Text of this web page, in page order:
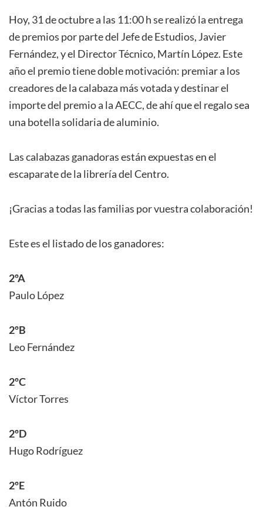
Hoy, 31 de octubre a las 11:00 h se realizó la entrega
de premios por parte del Jefe de Estudios, Javier
Fernández, y el Director Técnico, Martín López. Este
año el premio tiene doble motivación: premiar a los
creadores de la calabaza más votada y destinar el
importe del premio a la AECC, de ahí que el regalo sea
una botella solidaria de aluminio.
Las calabazas ganadoras están expuestas en el
escaparate de la librería del Centro.
¡Gracias a todas las familias por vuestra colaboración!
Este es el listado de los ganadores:
2ºA
Paulo López
2ºB
Leo Fernández
2ºC
Víctor Torres
2ºD
Hugo Rodríguez
2ºE
Antón Ruido